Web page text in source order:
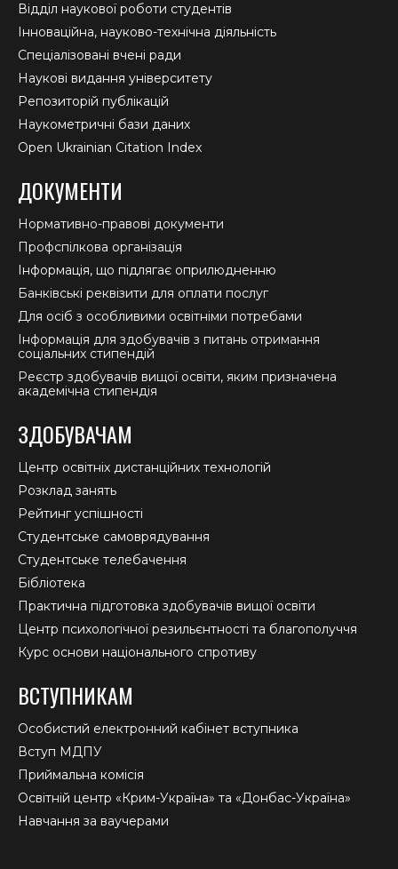
Відділ наукової роботи студентів
Інноваційна, науково-технічна діяльність
Спеціалізовані вчені ради
Наукові видання університету
Репозиторій публікацій
Наукометричні бази даних
Open Ukrainian Citation Index
ДОКУМЕНТИ
Нормативно-правові документи
Профспілкова організація
Інформація, що підлягає оприлюдненню
Банківські реквізити для оплати послуг
Для осіб з особливими освітніми потребами
Інформація для здобувачів з питань отримання
соціальних стипендій
Реєстр здобувачів вищої освіти, яким призначена
академічна стипендія
ЗДОБУВАЧАМ
Центр освітніх дистанційних технологій
Розклад занять
Рейтинг успішності
Студентське самоврядування
Студентське телебачення
Бібліотека
Практична підготовка здобувачів вищої освіти
Центр психологічної резильєнтності та благополуччя
Курс основи національного спротиву
ВСТУПНИКАМ
Особистий електронний кабінет вступника
Вступ МДПУ
Приймальна комісія
Освітній центр «Крим-Україна» та «Донбас-Україна»
Навчання за ваучерами